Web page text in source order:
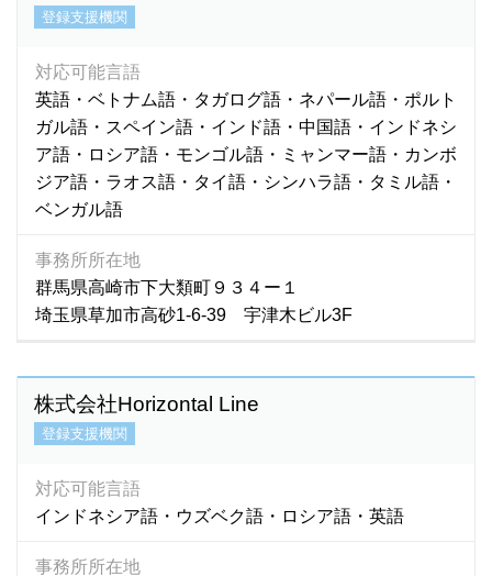
登録支援機関
対応可能言語
英語・ベトナム語・タガログ語・ネパール語・ポルト
ガル語・スペイン語・インド語・中国語・インドネシ
ア語・ロシア語・モンゴル語・ミャンマー語・カンボ
ジア語・ラオス語・タイ語・シンハラ語・タミル語・
ベンガル語
事務所所在地
群馬県高崎市下大類町９３４ー１
埼玉県草加市高砂1‐6‐39 宇津木ビル3F
株式会社Horizontal Line
登録支援機関
対応可能言語
インドネシア語・ウズベク語・ロシア語・英語
事務所所在地